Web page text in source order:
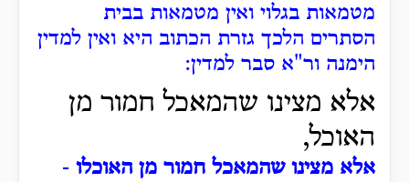
מטמאות בגלוי ואין מטמאות בבית
הסתרים הלכך גזרת הכתוב היא ואין למדין
הימנה ור"א סבר למדין:
אלא מצינו שהמאכל חמור מן
האוכל,
אלא מצינו שהמאכל חמור מן האוכלו -